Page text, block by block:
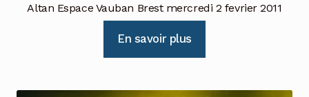
Altan Espace Vauban Brest mercredi 2 fevrier 2011
En savoir plus